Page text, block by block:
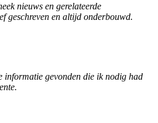
nieuws en gerelateerde
geschreven en altijd onderbouwd.
informatie gevonden die ik nodig had